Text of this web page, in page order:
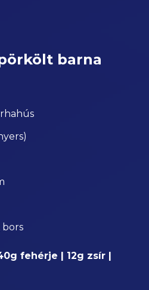
barna
bors
fehérje | 12g zsír |